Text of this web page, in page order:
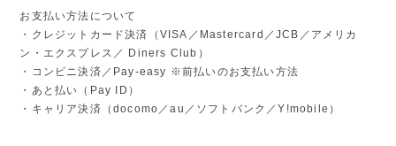
お支払い方法について
・クレジットカード決済（VISA／Mastercard／JCB／アメリカ
ン・エクスプレス／ Diners Club）
・コンビニ決済／Pay-easy ※前払いのお支払い方法
・あと払い（Pay ID）
・キャリア決済（docomo／au／ソフトバンク／Y!mobile）